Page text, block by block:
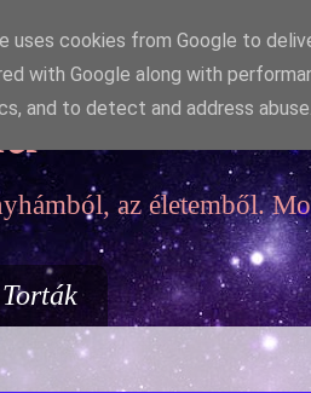
az életemből.
Torták
uses cookies from Google to
with Google along with
and to detect and address abuse.